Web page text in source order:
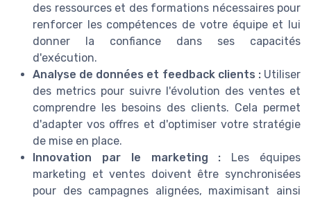
des ressources et des formations nécessaires pour
renforcer les compétences de votre équipe et lui
donner la confiance dans ses capacités
d'exécution.
Analyse de données et feedback clients :Utiliser
des metrics pour suivre l'évolution des ventes et
comprendre les besoins des clients. Cela permet
d'adapter vos offres et d'optimiser votre stratégie
de mise en place.
Innovation par le marketing : Les équipes
marketing et ventes doivent être synchronisées
pour des campagnes alignées, maximisant ainsi